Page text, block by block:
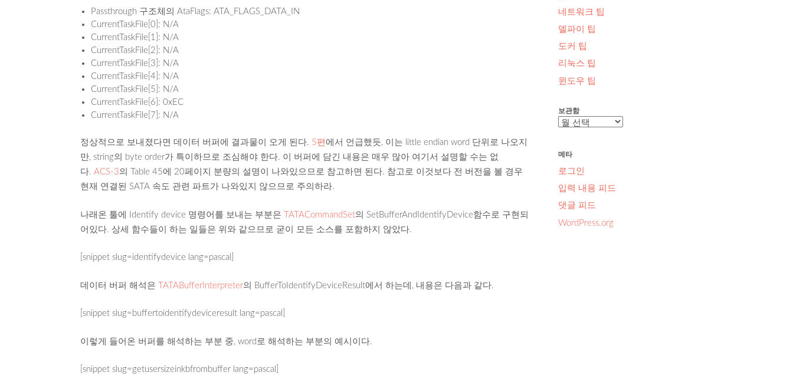
Passthrough 구조체의 AtaFlags: ATA_FLAGS_DATA_IN
CurrentTaskFile[0]: N/A
CurrentTaskFile[1]: N/A
CurrentTaskFile[2]: N/A
CurrentTaskFile[3]: N/A
CurrentTaskFile[4]: N/A
CurrentTaskFile[5]: N/A
CurrentTaskFile[6]: 0xEC
CurrentTaskFile[7]: N/A
정상적으로 보내졌다면 데이터 버퍼에 결과물이 오게 된다. 5편 에서 언급했듯, 이는 little endian word 단위로 나오지
만, string의 byte order가 특이하므로 조심해야 한다. 이 버퍼에 담긴 내용은 매우 많아 여기서 설명할 수는 없
다.ACS-3의 Table 45에 20페이지 분량의 설명이 나와있으므로 참고하면 된다. 참고로 이것보다 전 버전을 볼 경우
현재 연결된 SATA 속도 관련 파트가 나와있지 않으므로 주의하라.
나래온 툴에 Identify device 명령어를 보내는 부분은TATACommandSet의 SetBufferAndIdentifyDevice함수로 구현되
어있다. 상세 함수들이 하는 일들은 위와 같으므로 굳이 모든 소스를 포함하지 않았다.
[snippet slug=identifydevice lang=pascal]
데이터 버퍼 해석은TATABufferInterpreter의 BufferToIdentifyDeviceResult에서 하는데, 내용은 다음과 같다.
[snippet slug=buffertoidentifydeviceresult lang=pascal]
이렇게 들어온 버퍼를 해석하는 부분 중, word로 해석하는 부분의 예시이다.
[snippet slug=getusersizeinkbfrombuffer lang=pascal]
네트워크 팁
델파이 팁
도커 팁
리눅스 팁
윈도우 팁
보관함
보
메타
로그인
입력 내용 피드
댓글 피드
WordPress.org